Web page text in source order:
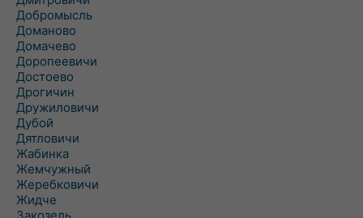
Добромысль
Доманово
Домачево
Доропеевичи
Достоево
Дрогичин
Дружиловичи
Дубой
Дятловичи
Жабинка
Жемчужный
Жеребковичи
Жидче